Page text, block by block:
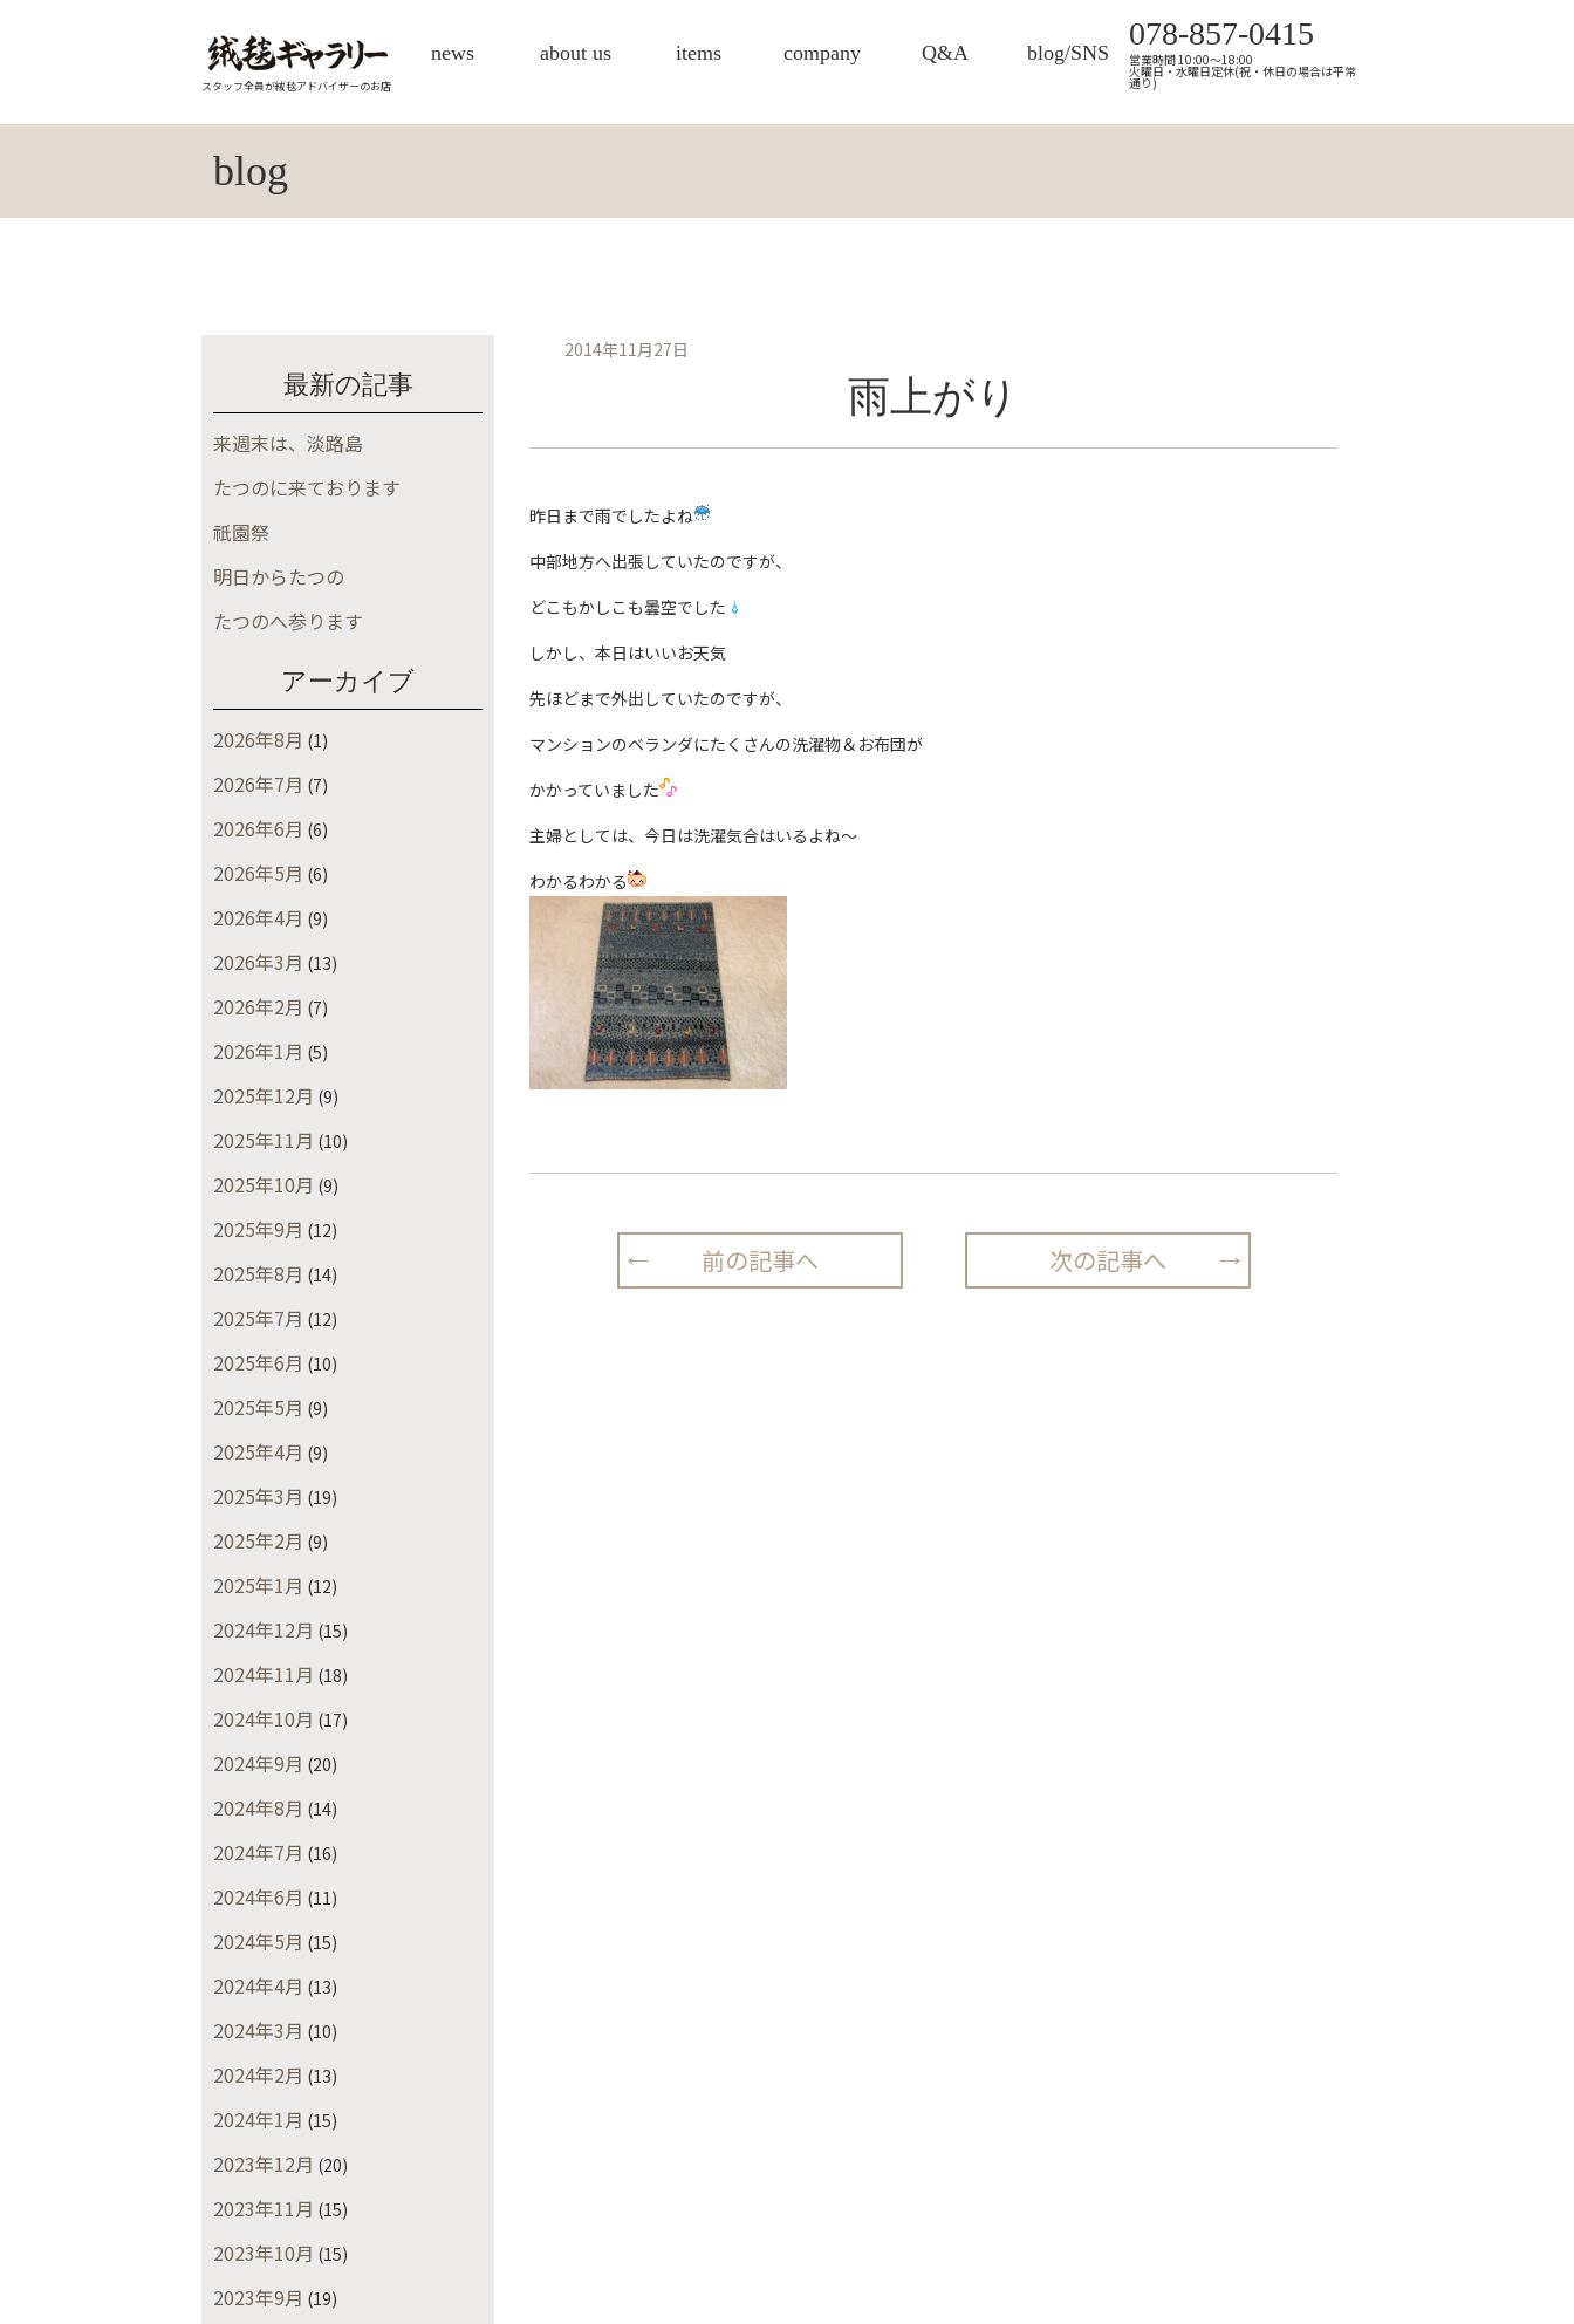
スタッフ全員が絨毯アドバイザーのお店
news about us items company Q&A blog/SNS
078-857-0415
営業時間 10:00～18:00
火曜日・水曜日定休(祝・休日の場合は平常
通り)
blog
最新の記事
来週末は、淡路島
たつのに来ております
祇園祭
明日からたつの
たつのへ参ります
アーカイブ
2026年8月 (1)
2026年7月 (7)
2026年6月 (6)
2026年5月 (6)
2026年4月 (9)
2026年3月 (13)
2026年2月 (7)
2026年1月 (5)
2025年12月 (9)
2025年11月 (10)
2025年10月 (9)
2025年9月 (12)
2025年8月 (14)
2025年7月 (12)
2025年6月 (10)
2025年5月 (9)
2025年4月 (9)
2025年3月 (19)
2025年2月 (9)
2025年1月 (12)
2024年12月 (15)
2024年11月 (18)
2024年10月 (17)
2024年9月 (20)
2024年8月 (14)
2024年7月 (16)
2024年6月 (11)
2024年5月 (15)
2024年4月 (13)
2024年3月 (10)
2024年2月 (13)
2024年1月 (15)
2023年12月 (20)
2023年11月 (15)
2023年10月 (15)
2023年9月 (19)
2014年11月27日
雨上がり
昨日まで雨でしたよね
中部地方へ出張していたのですが、
どこもかしこも曇空でした
しかし、本日はいいお天気
先ほどまで外出していたのですが、
マンションのベランダにたくさんの洗濯物＆お布団が
かかっていました
主婦としては、今日は洗濯気合はいるよね〜
わかるわかる
前の記事へ 次の記事へ